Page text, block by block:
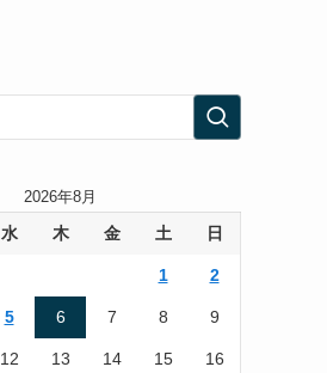
2026年8月
水 木 金 土 日
1 2
5 6 7 8 9
12 13 14 15 16